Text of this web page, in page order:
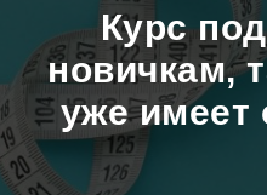
Курс
новичкам,
уже имеет